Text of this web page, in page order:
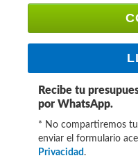
Recibe tu
por WhatsApp.
* No compartiremos
enviar el formulario
Privacidad .